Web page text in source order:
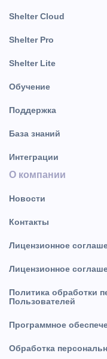
Shelter Cloud
Shelter Pro
Shelter Lite
Обучение
Поддержка
База знаний
Интеграции
О компании
Новости
Контакты
Лицензионное
Лицензионное
Политика обработки
Пользователей
Программное
Обработка